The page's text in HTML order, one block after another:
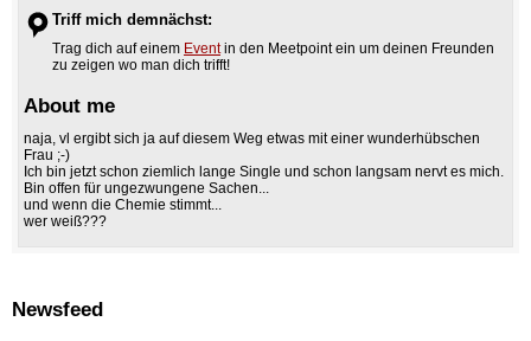
Triff mich demnächst:
Trag dich auf einem Eventin den Meetpoint ein um deinen Freunden
zu zeigen wo man dich trifft!
About me
naja, vl ergibt sich ja auf diesem Weg etwas mit einer wunderhübschen
Frau ;-)
Ich bin jetzt schon ziemlich lange Single und schon langsam nervt es mich.
Bin offen für ungezwungene Sachen...
und wenn die Chemie stimmt...
wer weiß???
Newsfeed